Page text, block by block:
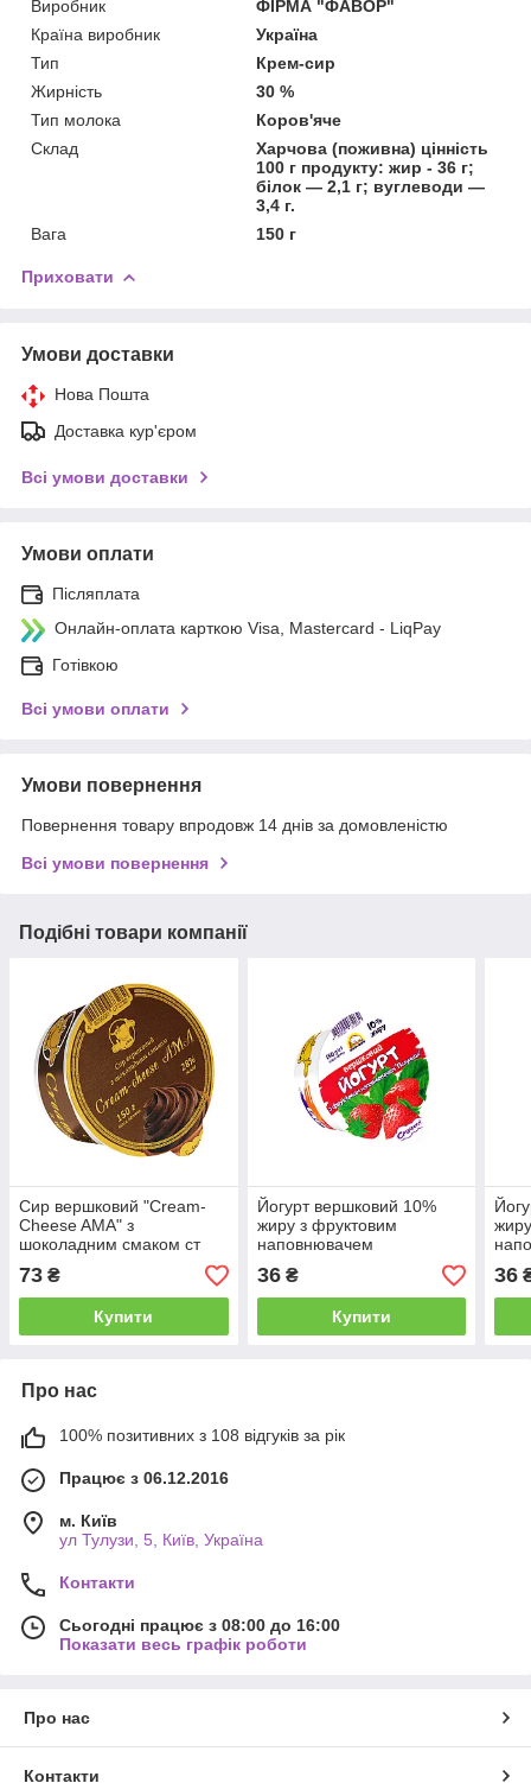
Виробник
ФІРМА "ФАВОР"
Країна виробник
Україна
Тип
Крем-сир
Жирність
30 %
Тип молока
Коров'яче
Склад
Харчова (поживна) цінність
100 г продукту: жир - 36 г;
білок — 2,1 г; вуглеводи —
3,4 г.
Вага
150 г
Приховати
Умови доставки
Нова Пошта
Доставка кур'єром
Всі умови доставки
Умови оплати
Післяплата
Онлайн-оплата карткою Visa, Mastercard - LiqPay
Готівкою
Всі умови оплати
Умови повернення
Повернення товару впродовж 14 днів за домовленістю
Всі умови повернення
Подібні товари компанії
Сир вершковий "Cream-
Cheese AMA" з
шоколадним смаком ст
0,150
73 ₴
Купити
Йогурт вершковий 10%
жиру з фруктовим
наповнювачем
"Полуниця"150г
36₴
Купити
36
Про нас
100% позитивних з 108 відгуків за рік
Працює з 06.12.2016
м. Київ
ул Тулузи, 5, Київ, Україна
Контакти
Сьогодні працює з 08:00 до 16:00
Показати весь графік роботи
Про нас
Контакти